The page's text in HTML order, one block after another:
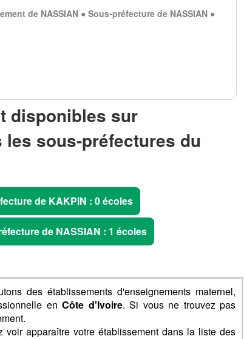
de NASSIAN ● Sous-préfecture de NASSIAN ●
disponibles sur
sous-préfectures du
de KAKPIN : 0 écoles
de NASSIAN : 1 écoles
des établissements d'enseignements maternel,
enCôte d'Ivoire. Si vous ne trouvez pas
apparaître votre établissement dans la liste des